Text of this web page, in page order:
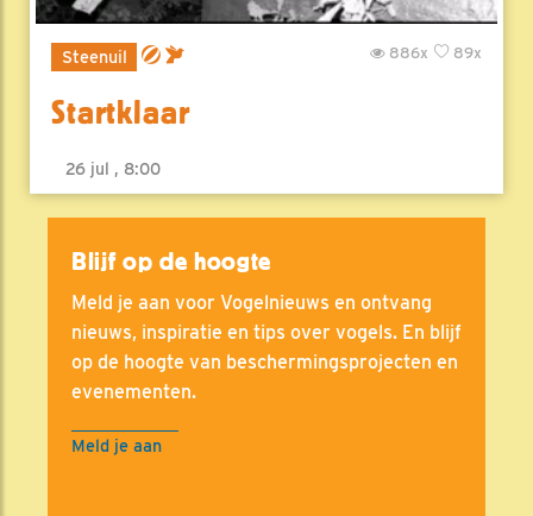
Steenuil 89x
886x
Startklaar
26 jul , 8:00
Blijf op de hoogte
Meld je aan voor Vogelnieuws en ontvang
nieuws, inspiratie en tips over vogels. En blijf
op de hoogte van beschermingsprojecten en
evenementen.
Meld je aan